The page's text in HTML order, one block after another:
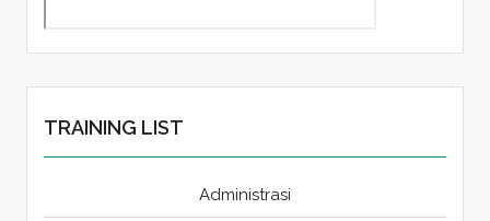
TRAINING LIST
Administrasi